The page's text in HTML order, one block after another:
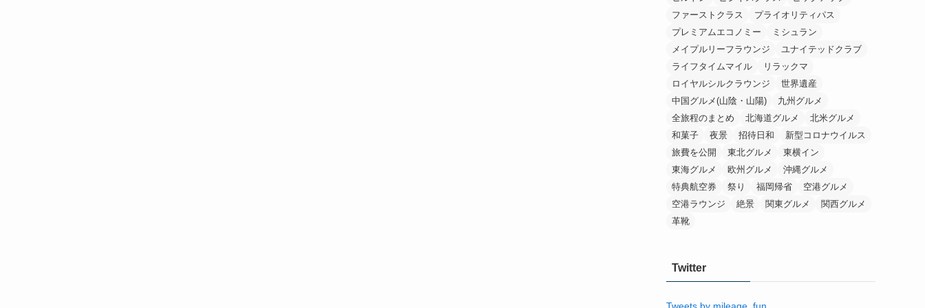
ファーストクラス
プライオリティパス
プレミアムエコノミー
ミシュラン
メイプルリーフラウンジ
ユナイテッドクラブ
ライフタイムマイル
リラックマ
ロイヤルシルクラウンジ
世界遺産
中国グルメ(山陰・山陽)
九州グルメ
全旅程のまとめ
北海道グルメ
北米グルメ
和菓子
夜景 招待日和
新型コロナウイルス
旅費を公開
東北グルメ
東横イン
東海グルメ
欧州グルメ
沖縄グルメ
特典航空券
祭り 福岡帰省
空港グルメ
空港ラウンジ
絶景 関東グルメ
関西グルメ
革靴
Twitter